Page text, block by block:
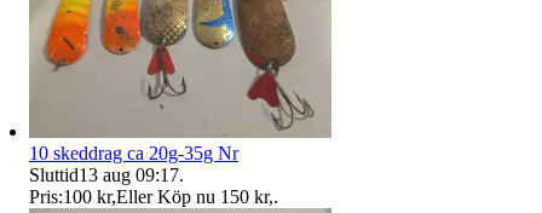
10 skeddrag ca 20g-35g Nr
Sluttid13 aug 09:17.
Pris:100 kr,Eller Köp nu 150 kr,.